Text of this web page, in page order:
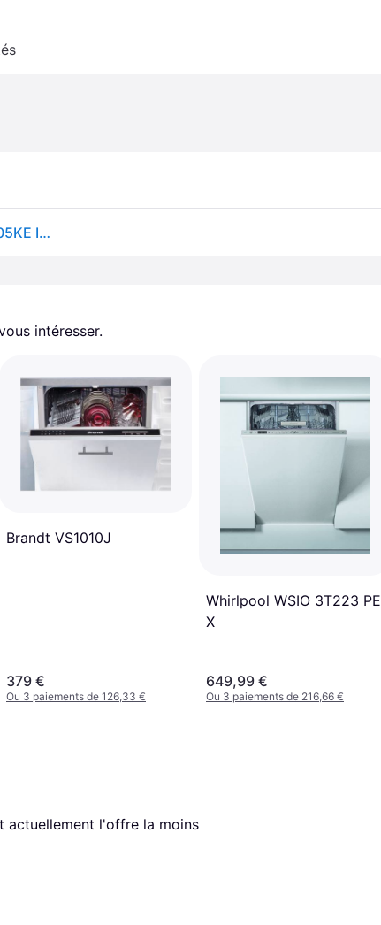
Siemens Lave-vaisselle entièrement intégré 45cm SR61IX05KE IQ100
intéresser.
Brandt VS1010J
379 €
Ou 3 paiements de 126,33 €
Whirlpool WSIO 3T223 PE
X
649,99 €
Ou 3 paiements de 216,66 €
actuellement l'offre la moins